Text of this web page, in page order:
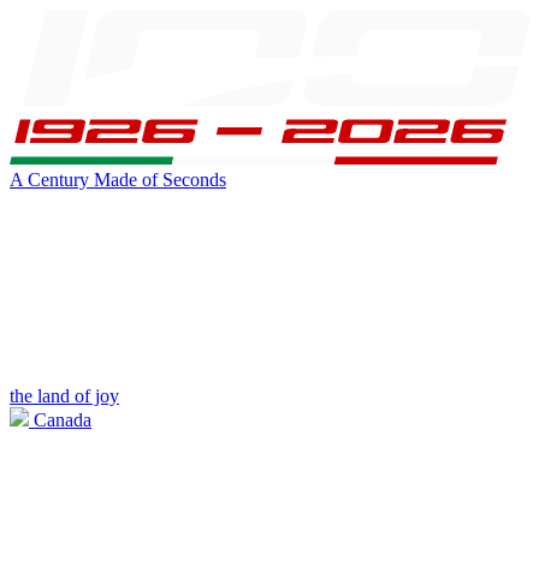
A Century Made of Seconds
the land of joy
Canada